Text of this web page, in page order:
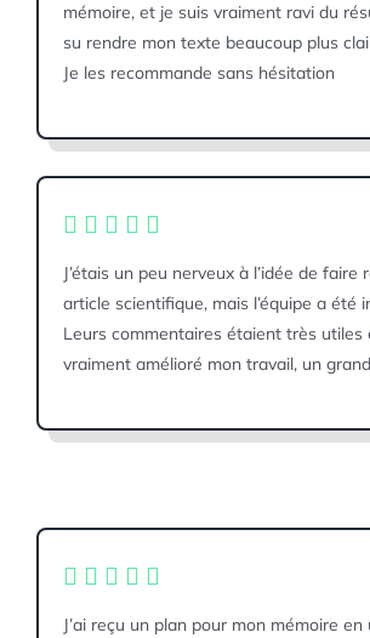
mémoire, et je suis vraiment ravi du
su rendre mon texte beaucoup plus
Je les recommande sans hésitation
J’étais un peu nerveux à l’idée de faire
article scientifique, mais l’équipe a été
Leurs commentaires étaient très utiles
vraiment amélioré mon travail, un
J’ai reçu un plan pour mon mémoire en